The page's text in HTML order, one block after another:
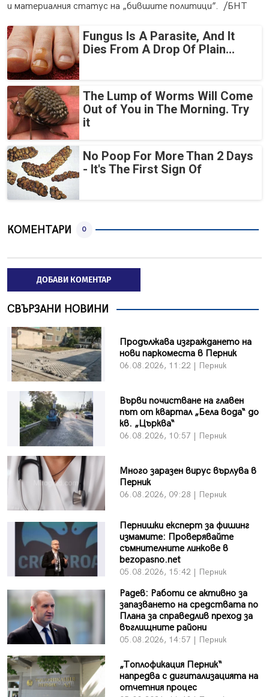
и материалния статус на „бившите политици”. /БНТ
Fungus Is A Parasite, And It
Dies From A Drop Of Plain...
The Lump of Worms Will Come
Out of You in The Morning. Try
it
No Poop For More Than 2 Days
- It's The First Sign Of
КОМЕНТАРИ 0
ДОБАВИ КОМЕНТАР
СВЪРЗАНИ НОВИНИ
Продължава изграждането на
нови паркоместа в Перник
06.08.2026, 11:22 | Перник
Върви почистване на главен
път от квартал „Бела вода“ до
кв. „Църква“
06.08.2026, 10:57 | Перник
Много заразен вирус върлува в
Перник
06.08.2026, 09:28 | Перник
Пернишки експерт за фишинг
измамите: Проверявайте
съмнителните линкове в
bezopasno.net
05.08.2026, 15:42 | Перник
Радев: Работи се активно за
запазването на средствата по
Плана за справедлив преход за
въглищните райони
05.08.2026, 14:57 | Перник
„Топлофикация Перник“
напредва с дигитализацията на
отчетния процес